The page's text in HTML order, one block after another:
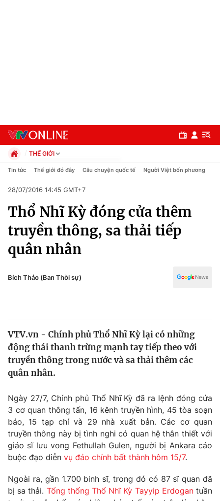
Chuyên mục
Chính trị
Xã hội
Pháp luật
Thế giới
Tin tức
Thế giới đó đây
Câu chuyện quốc tế
Kinh tế
Thị trường
Góc doanh nghiệp
Dữ liệu và đời sống
Truyền hình
Phim VTV
Hậu trường
Nhân vật
Giải trí
Âm nhạc
Đời sống
THẾ GIỚI
Chính trị
Pháp luật
Kinh tế
Thể thao
Truyền hình
Văn hóa - Giải trí
Công nghệ
Tin tức Thế giới đó đây Câu chuyện quốc tế Người Việt bốn phương
28/07/2016 14:45 GMT+7
Thổ Nhĩ Kỳ đóng cửa thêm
truyền thông, sa thải tiếp
quân nhân
Bích Thảo (Ban Thời sự)
VTV.vn - Chính phủ Thổ Nhĩ Kỳ lại có những
động thái thanh trừng mạnh tay tiếp theo với
truyền thông trong nước và sa thải thêm các
quân nhân.
Ngày 27/7, Chính phủ Thổ Nhĩ Kỳ đã ra lệnh đóng cửa
3 cơ quan thông tấn, 16 kênh truyền hình, 45 tòa soạn
báo, 15 tạp chí và 29 nhà xuất bản. Các cơ quan
truyền thông này bị tình nghi có quan hệ thân thiết với
giáo sĩ lưu vong Fethullah Gulen, người bị Ankara cáo
buộc đạo diễn vụ đảo chính bất thành hôm 15/7.
Ngoài ra, gần 1.700 binh sĩ, trong đó có 87 sĩ quan đã
bị sa thải. Tổng thống Thổ Nhĩ Kỳ Tayyip Erdogantuần